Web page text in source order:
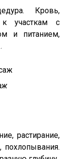
Кровь,
участкам с
и питанием,
растирание,
похлопывания.